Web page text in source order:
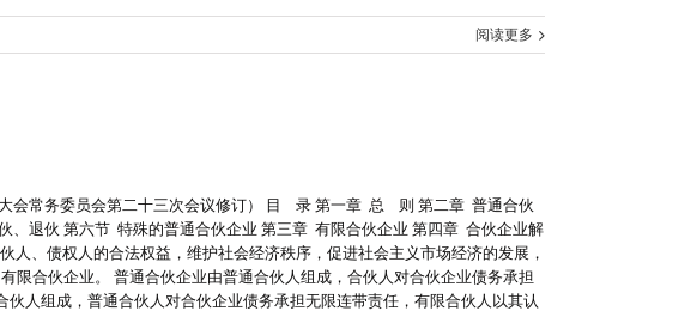
阅读更多
会常务委员会第二十三次会议修订） 目 录 第一章 总 则 第二章 普通合伙
退伙 第六节 特殊的普通合伙企业 第三章 有限合伙企业 第四章 合伙企业解
、债权人的合法权益，维护社会经济秩序，促进社会主义市场经济的发展，
合伙企业。 普通合伙企业由普通合伙人组成，合伙人对合伙企业债务承担
人组成，普通合伙人对合伙企业债务承担无限连带责任，有限合伙人以其认